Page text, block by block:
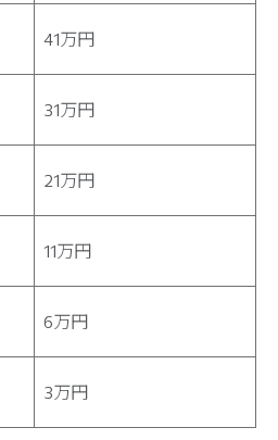
41万円
31万円
21万円
11万円
6万円
3万円